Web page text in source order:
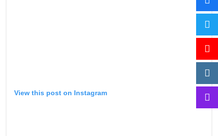
View this post on Instagram